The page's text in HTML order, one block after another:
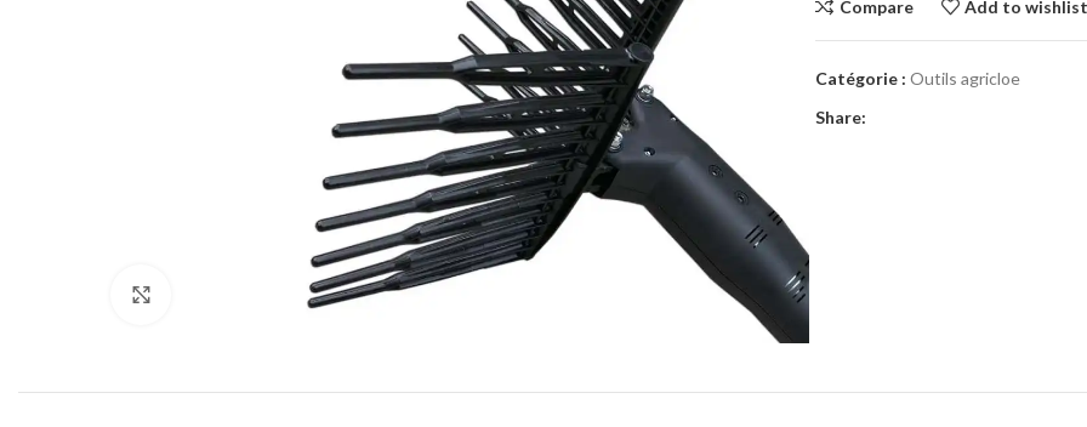
Compare Add to wishlist
Catégorie : Outils agricloe
Share: